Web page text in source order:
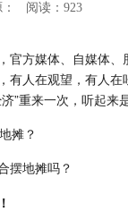
： 阅读：923
官方媒体、自媒体
有人在观望，有人
”重来一次，听起来
摆地摊吗？